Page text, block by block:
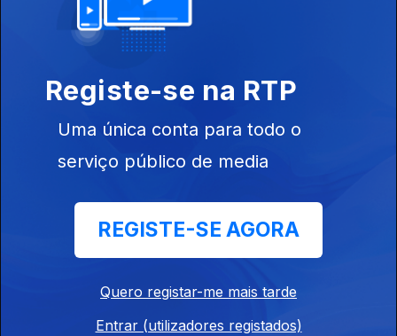
Ep. 26
Ep. 25 18 jun. 2023
Registe-se na RTP
Uma única conta para todo o
serviço público de media
REGISTE-SE AGORA
Quero registar-me mais tarde
Entrar (utilizadores registados)